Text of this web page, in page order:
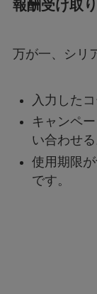
報酬受け取
万が一、シリ
入力した
キャンペ
い合わせる
使用期限
です。